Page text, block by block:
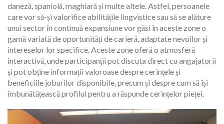
daneză, spaniolă, maghiară și multe altele. Astfel, persoanele
care vor să-și valorifice abilitățile lingvistice sau să se alăture
unui sector în continuă expansiune vor găsi în aceste zone o
gamă variată de oportunități de carieră, adaptate nevoilor și
intereselor lor specifice. Aceste zone oferă o atmosferă
interactivă, unde participanții pot discuta direct cu angajatorii
și pot obține informații valoroase despre cerințele și
beneficiile joburilor disponibile, precum și despre cum să își
îmbunătățească profilul pentru a răspunde cerințelor pieței.